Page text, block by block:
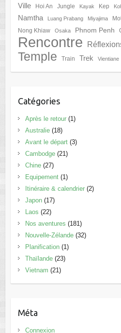
Ville
Hoi An Jungle Kayak Kep
Namtha
Luang Prabang Miyajima
Nong Khiaw Osaka Phnom Penh
Rencontre
Temple Train Trek Vientiane
Catégories
Après le retour(1)
Australie(18)
Avant le départ(3)
Cambodge(21)
Chine(27)
Equipement(1)
Itinéraire & calendrier(2)
Japon(17)
Laos (22)
Nos aventures (181)
Nouvelle-Zélande(32)
Planification(1)
Thaïlande(23)
Vietnam (21)
Méta
Connexion